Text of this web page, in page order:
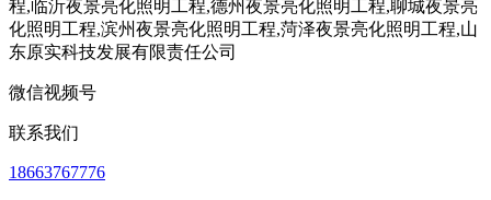
微信视频号
联系我们
18663767776